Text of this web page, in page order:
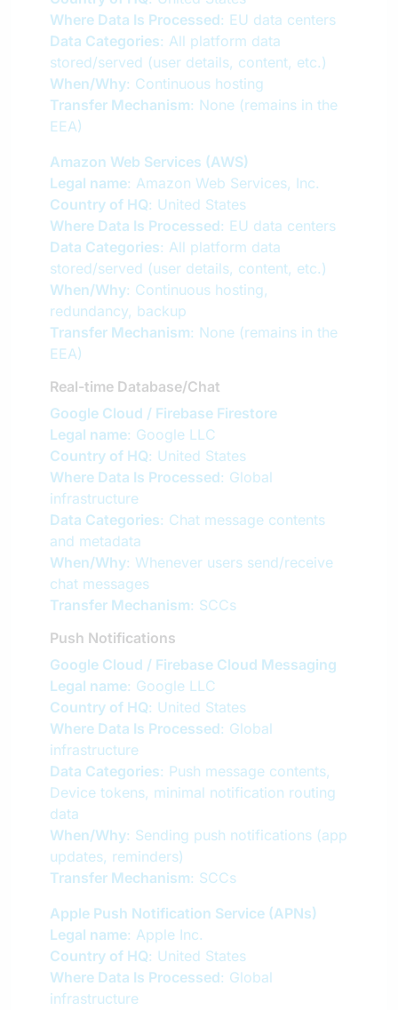
Where Data Is Processed: EU data centers
Data Categories: All platform data
stored/served (user details, content, etc.)
When/Why: Continuous hosting
Transfer Mechanism: None (remains in the
EEA)
Amazon Web Services (AWS)
Legal name: Amazon Web Services, Inc.
Country of HQ: United States
Where Data Is Processed: EU data centers
Data Categories: All platform data
stored/served (user details, content, etc.)
When/Why: Continuous hosting,
redundancy, backup
Transfer Mechanism: None (remains in the
EEA)
Real-time Database/Chat
Google Cloud / Firebase Firestore
Legal name: Google LLC
Country of HQ: United States
Where Data Is Processed: Global
infrastructure
Data Categories: Chat message contents
and metadata
When/Why: Whenever users send/receive
chat messages
Transfer Mechanism: SCCs
Push Notifications
Google Cloud / Firebase Cloud Messaging
Legal name: Google LLC
Country of HQ: United States
Where Data Is Processed: Global
infrastructure
Data Categories: Push message contents,
Device tokens, minimal notification routing
data
When/Why: Sending push notifications (app
updates, reminders)
Transfer Mechanism: SCCs
Apple Push Notification Service (APNs)
Legal name: Apple Inc.
Country of HQ: United States
Where Data Is Processed: Global
infrastructure